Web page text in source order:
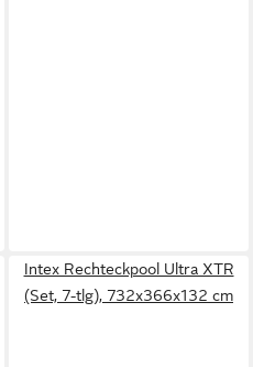
Intex Rechteckpool Ultra XTR
(Set, 7-tlg), 732x366x132 cm